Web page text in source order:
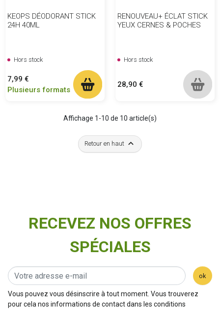
KEOPS DÉODORANT STICK
24H 40ML
Hors stock
Prix
7,99 €
Plusieurs formats
RENOUVEAU+ ÉCLAT STICK
YEUX CERNES & POCHES
Hors stock
Prix
28,90 €
Affichage 1-10 de 10 article(s)
Retour en haut 
RECEVEZ NOS OFFRES
SPÉCIALES
ok
Vous pouvez vous désinscrire à tout moment. Vous trouverez
pour cela nos informations de contact dans les conditions